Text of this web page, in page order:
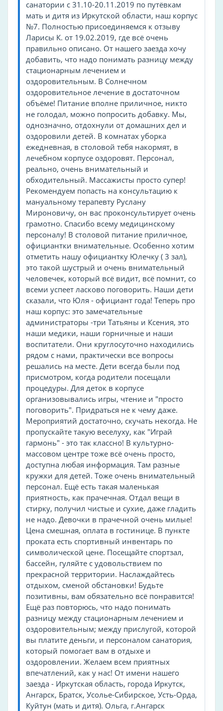
детский клуб
детская площадка
Питание
Детское меню
Семейные услуги и дети
Игровые автоматы
Няня / услуги по уходу за детьми
Отдых и развлечения
Библиотека
Дискотека
Настольные игры
Разное
Курение на всей территории запрещено
Отопление
Особенности заведения
настольные игры
Для фигуры
гидромассаж
Предоставляемые справки
санаторно-курортная карта
На пляже есть
душ
медицинский пункт
Туры
детские
оздоровительные
развлекательные
санатории с 31.10-20.11.2019 по путёвкам
мать и дитя из Иркутской области, наш корпус
№7. Полностью присоединяемся к отзыву
Ларисы К. от 19.02.2019, где всё очень
правильно описано. От нашего заезда хочу
добавить, что надо понимать разницу между
стационарным лечением и
оздоровительным. В Солнечном
оздоровительное лечение в достаточном
объёме! Питание вполне приличное, никто
не голодал, можно попросить добавку. Мы,
однозначно, отдохнули от домашних дел и
оздоровили детей. В комнатах уборка
ежедневная, в столовой тебя накормят, в
лечебном корпусе оздоровят. Персонал,
реально, очень внимательный и
обходительный. Массажисты просто супер!
Рекомендуем попасть на консультацию к
мануальному терапевту Руслану
Мироновичу, он вас проконсультирует очень
грамотно. Спасибо всему медицинскому
персоналу! В столовой питание приличное,
официантки внимательные. Особенно хотим
отметить нашу официантку Юлечку ( 3 зал),
это такой шустрый и очень внимательный
человечек, который всё видит, всё помнит, со
всеми успеет ласково поговорить. Наши дети
сказали, что Юля - официант года! Теперь про
наш корпус: это замечательные
администраторы -три Татьяны и Ксения, это
наши медики, наши горничные и наши
воспитатели. Они круглосуточно находились
рядом с нами, практически все вопросы
решались на месте. Дети всегда были под
присмотром, когда родители посещали
процедуры. Для деток в корпусе
организовывались игры, чтение и "просто
поговорить". Придраться не к чему даже.
Мероприятий достаточно, скучать некогда. Не
пропускайте такую веселуху, как "Играй
гармонь" - это так классно! В культурно-
массовом центре тоже всё очень просто,
доступна любая информация. Там разные
кружки для детей. Тоже очень внимательный
персонал. Ещё есть такая маленькая
приятность, как прачечная. Отдал вещи в
стирку, получил чистые и сухие, даже гладить
не надо. Девочки в прачечной очень милые!
Цена смешная, оплата в гостинице. В пункте
проката есть спортивный инвентарь по
символической цене. Посещайте спортзал,
бассейн, гуляйте с удовольствием по
прекрасной территории. Наслаждайтесь
отдыхом, сменой обстановки! Будьте
позитивны, вам обязательно всё понравится!
Ещё раз повторюсь, что надо понимать
разницу между стационарным лечением и
оздоровительным; между прислугой, которой
вы платите деньги, и персоналом санатория,
который помогает вам в отдыхе и
оздоровлении. Желаем всем приятных
впечатлений, как у нас! От имени нашего
заезда - Иркутская область, города Иркутск,
Ангарск, Братск, Усолье-Сибирское, Усть-Орда,
Куйтун (мать и дитя). Ольга, г.Ангарск